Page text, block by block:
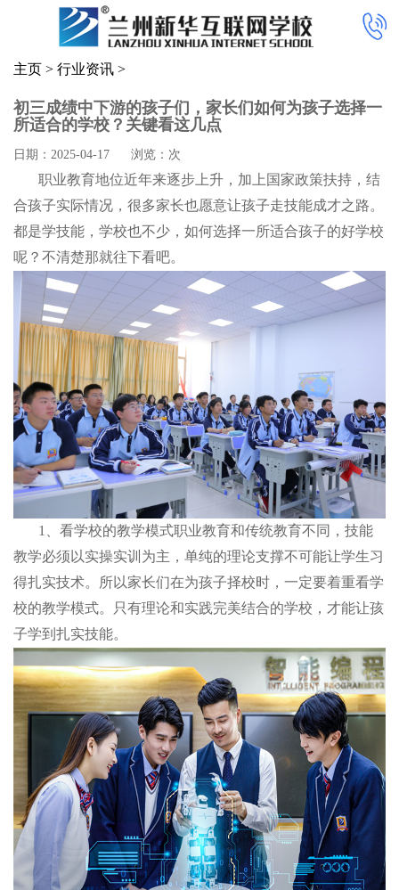
主页 > 行业资讯 >
初三成绩中下游的孩子们，家长们如何为孩子选择一
所适合的学校？关键看这几点
日期：2025-04-17 浏览： 次
职业教育地位近年来逐步上升，加上国家政策扶持，结
合孩子实际情况，很多家长也愿意让孩子走技能成才之路。
都是学技能，学校也不少，如何选择一所适合孩子的好学校
呢？不清楚那就往下看吧。
1、看学校的教学模式职业教育和传统教育不同，技能
教学必须以实操实训为主，单纯的理论支撑不可能让学生习
得扎实技术。所以家长们在为孩子择校时，一定要着重看学
校的教学模式。只有理论和实践完美结合的学校，才能让孩
子学到扎实技能。